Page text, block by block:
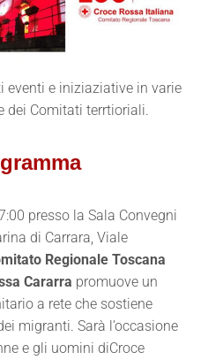
eventi e iniziaziative in varie
dei Comitati terrtioriali.
presso la Sala Convegni
di Carrara, Viale
Regionale Toscana
Cararra promuove un
a rete che sostiene
migranti. Sarà l’occasione
e gli uomini diCroce